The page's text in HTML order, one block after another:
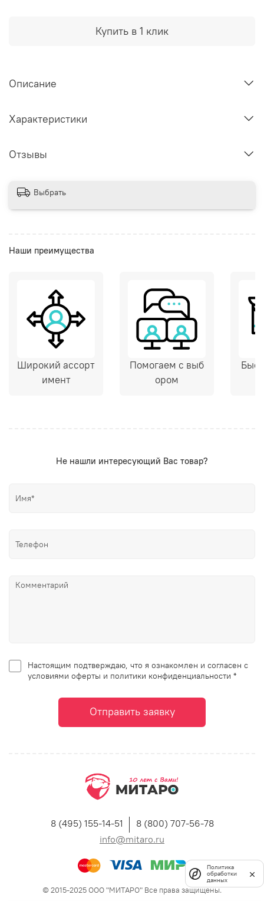
Купить в 1 клик
Описание
Характеристики
Отзывы
Выбрать
Наши преимущества
Широкий ассорт
имент
Помогаем с выб
ором
Не нашли интересующий Вас товар?
Настоящим подтверждаю, что я ознакомлен и согласен с
условиями оферты и политики конфиденциальности *
Отправить заявку
8 (495) 155-14-51
8 (800) 707-56-78
info@mitaro.ru
© 2015-2025 ООО "МИТАРО" Все права защищены.
Политика
обработки
данных